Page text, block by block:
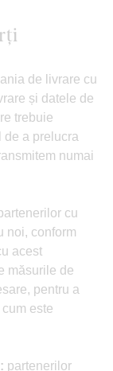
de livrare cu
și datele de
trebuie
de a prelucra
numai
cu
noi, conform
acest
măsurile de
pentru a
este
partenerilor